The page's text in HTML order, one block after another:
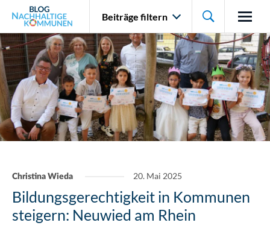
Beiträge filtern 
Christina Wieda 20. Mai 2025
Bildungsgerechtigkeit in Kommunen
steigern: Neuwied am Rhein